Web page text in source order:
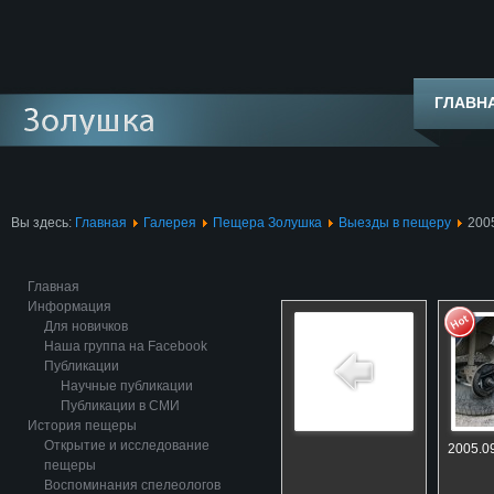
Вы здесь: Главная Галерея Пещера Золушка Выезды в пещеру
Главная
Информация
Для новичков
Наша группа на Facebook
Публикации
Научные публикации
Публикации в СМИ
История пещеры
Открытие и исследование
пещеры
Воспоминания спелеологов